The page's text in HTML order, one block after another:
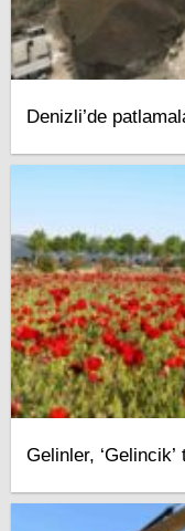
Denizli’de
Gelinler, ‘Gelincik’